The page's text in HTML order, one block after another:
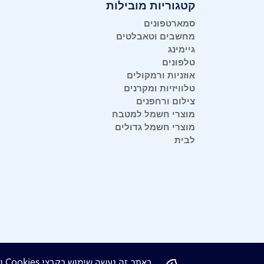
קטגוריות מובילות
סמארטפונים
מחשבים וטאבלטים
גיימינג
טלפונים
אוזניות ורמקולים
טלוויזיות ומקרנים
צילום ורחפנים
מוצרי חשמל למטבח
מוצרי חשמל גדולים
לבית